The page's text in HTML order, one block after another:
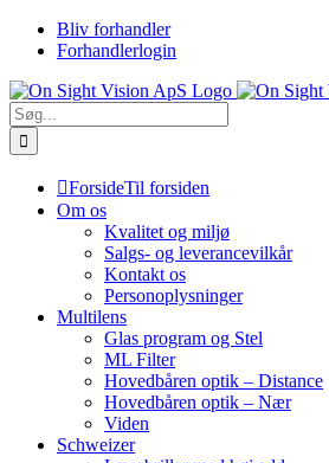
Skip
Bliv forhandler
Forhandlerlogin
Søg
efter:
ForsideTil forsiden
Om os
Kvalitet og miljø
Salgs- og leverancevilkår
Kontakt os
Personoplysninger
Multilens
Glas program og Stel
ML Filter
Hovedbåren optik – Distance
Hovedbåren optik – Nær
Viden
Schweizer